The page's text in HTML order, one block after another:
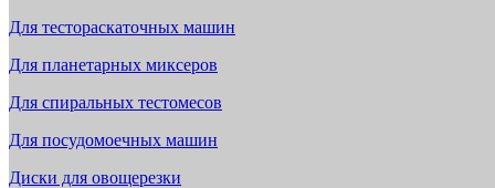
Для тестораскаточных машин
Для планетарных миксеров
Для спиральных тестомесов
Для посудомоечных машин
Диски для овощерезки